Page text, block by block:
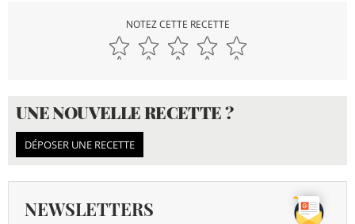
NOTEZ CETTE RECETTE
UNE NOUVELLE RECETTE ?
DÉPOSER UNE RECETTE
NEWSLETTERS